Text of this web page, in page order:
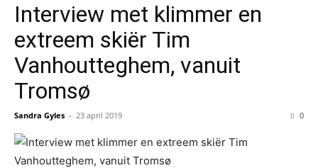
Interview met klimmer en
extreem skiër Tim
Vanhoutteghem, vanuit
Tromsø
Sandra Gyles - 23 april 2019 0